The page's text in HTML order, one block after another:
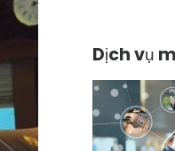
Dịch vụ